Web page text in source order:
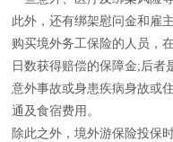
此外，还有绑架慰问金和雇
购买境外务工保险的人员，
日数获得赔偿的保障金;后者
意外事故或身患疾病身故或
通及食宿费用。
除此之外，境外游保险投保